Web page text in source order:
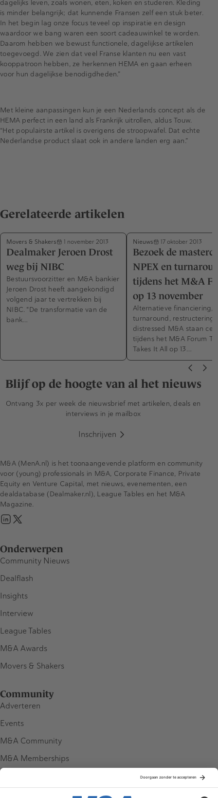
dagelijks leven, zoals wonen, eten, koken en studeren. Kleding
is minder belangrijk; dat kunnende Fransen zelf een stuk beter.
In het begin lag onze focus teveel op inspiratie en design
waardoor we bang waren een soort cadeauwinkel te worden.
Daarom hebben we bewust functionele, dagelijkse artikelen
toegevoegd. We zien dat veel Franse klanten nu een vast
kooppatroon hebben, ze herkennen HEMA en gaan erheen
voor hun dagelijkse benodigdheden.”
Met kleine aanpassingen kun je een Nederlands concept als de
HEMA perfect in een land als Frankrijk uitrollen, aldus Touw.
“Het populairste artikel is overigens de stroopwafel. Dat echte
Nederlandse product slaat ook in andere landen erg aan.”
Gerelateerde artikelen
Movers & Shakers 1 november 2013
Dealmaker Jeroen Drost
weg bij NIBC
Bestuursvoorzitter en M&A bankier
Jeroen Drost heeft aangekondigd
volgend jaar te vertrekken bij
NIBC. "De transformatie van de
bank…
Nieuws 17 oktober 2013
Bezoek de
NPEX en
tijdens het M&A
op 13 november
Alternatieve financiering,
turnaround, restructering
distressed M&A staan
tijdens het M&A Forum
Takes It All op 13…
Blijf op de hoogte van al het nieuws
Ontvang 3x per week de nieuwsbrief met artikelen, deals en
interviews in je mailbox
Inschrijven
Onderwerpen
Community Nieuws
Dealflash
Insights
Interview
League Tables
M&A Awards
Movers & Shakers
Community
Adverteren
Events
M&A Community
M&A Memberships
M&A (MenA.nl) is het toonaangevende platform en community
voor (young) professionals in M&A, Corporate Finance, Private
Equity en Venture Capital, met nieuws, evenementen, een
dealdatabase (Dealmaker.nl), League Tables en het M&A
Magazine.